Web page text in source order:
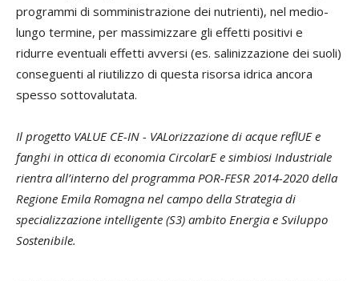
programmi di somministrazione dei nutrienti), nel medio-
lungo termine, per massimizzare gli effetti positivi e
ridurre eventuali effetti avversi (es. salinizzazione dei suoli)
conseguenti al riutilizzo di questa risorsa idrica ancora
spesso sottovalutata.
Il progetto VALUE CE-IN - VALorizzazione di acque reflUE e
fanghi in ottica di economia CircolarE e simbiosi Industriale
rientra all’interno del programma POR-FESR 2014-2020 della
Regione Emila Romagna nel campo della Strategia di
specializzazione intelligente (S3) ambito Energia e Sviluppo
Sostenibile.